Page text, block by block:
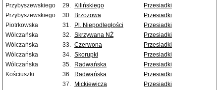
Przybyszewskiego
29. Kilińskiego
Przesiadki
Przybyszewskiego
30. Brzozowa
Przesiadki
Piotrkowska
31. Pl. Niepodległości
Przesiadki
Wólczańska
32. Skrzywana NŻ
Przesiadki
Wólczańska
33. Czerwona
Przesiadki
Wólczańska
34. Skorupki
Przesiadki
Wólczańska
35. Radwańska
Przesiadki
Kościuszki
36. Radwańska
Przesiadki
37.
Mickiewicza
Przesiadki